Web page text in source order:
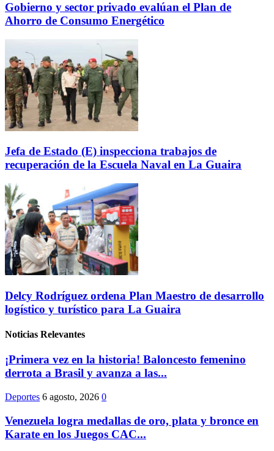
Gobierno y sector privado evalúan el Plan de
Ahorro de Consumo Energético
Jefa de Estado (E) inspecciona trabajos de
recuperación de la Escuela Naval en La Guaira
Delcy Rodríguez ordena Plan Maestro de desarrollo
logístico y turístico para La Guaira
Noticias Relevantes
¡Primera vez en la historia! Baloncesto femenino
derrota a Brasil y avanza a las...
Deportes 6 agosto, 2026 0
Venezuela logra medallas de oro, plata y bronce en
Karate en los Juegos CAC...